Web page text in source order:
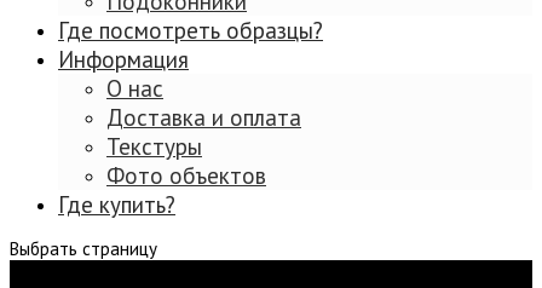
Где посмотреть образцы?
Информация
О нас
Доставка и оплата
Текстуры
Фото объектов
Где купить?
Выбрать страницу